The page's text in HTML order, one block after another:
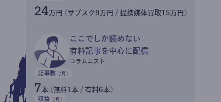
24万円 (サブスク9万円 / 提携媒体買取15万円)
ここでしか読めない
有料記事を中心に配信
コラムニスト
記事数 (/月)
7本 (無料1本 / 有料6本)
収益 (/月)